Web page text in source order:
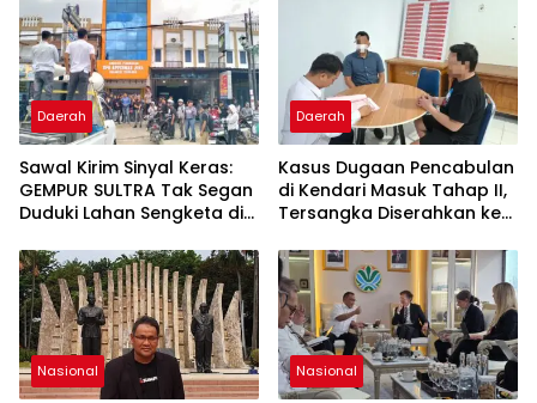
Daerah
Sawal Kirim Sinyal Keras:
GEMPUR SULTRA Tak Segan
Duduki Lahan Sengketa di
Daerah
Kasus Dugaan Pencabulan
di Kendari Masuk Tahap II,
Tersangka Diserahkan ke
Nasional Nasional